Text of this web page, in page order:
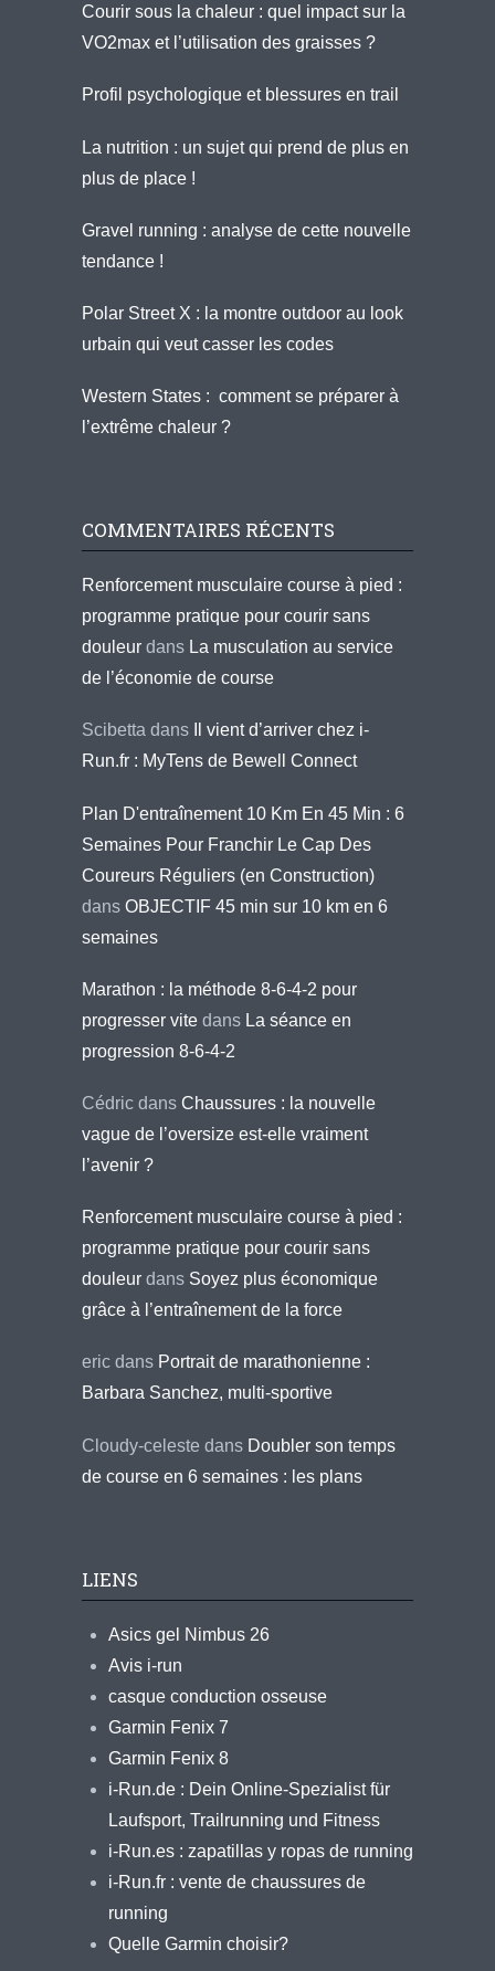
Courir sous la chaleur : quel impact sur la
VO2max et l’utilisation des graisses ?
Profil psychologique et blessures en trail
La nutrition : un sujet qui prend de plus en
plus de place !
Gravel running : analyse de cette nouvelle
tendance !
Polar Street X : la montre outdoor au look
urbain qui veut casser les codes
Western States : comment se préparer à
l’extrême chaleur ?
COMMENTAIRES RÉCENTS
Renforcement musculaire course à pied :
programme pratique pour courir sans
douleur dans La musculation au service
de l’économie de course
Scibetta dans
Il vient d’arriver chez i-
Run.fr : MyTens de Bewell Connect
Plan D'entraînement 10 Km En 45 Min : 6
Semaines Pour Franchir Le Cap Des
Coureurs Réguliers (en Construction)
dans OBJECTIF 45 min sur 10 km en 6
semaines
Marathon : la méthode 8-6-4-2 pour
progresser vite dans La séance en
progression 8-6-4-2
Cédric dans Chaussures : la nouvelle
vague de l’oversize est-elle vraiment
l’avenir ?
Renforcement musculaire course à pied :
programme pratique pour courir sans
douleur dans Soyez plus économique
grâce à l’entraînement de la force
eric dans Portrait de marathonienne :
Barbara Sanchez, multi-sportive
Cloudy-celeste dans Doubler son temps
de course en 6 semaines : les plans
LIENS
Asics gel Nimbus 26
Avis i-run
casque conduction osseuse
Garmin Fenix 7
Garmin Fenix 8
i-Run.de : Dein Online-Spezialist für
Laufsport, Trailrunning und Fitness
i-Run.es : zapatillas y ropas de running
i-Run.fr : vente de chaussures de
running
Quelle Garmin choisir?